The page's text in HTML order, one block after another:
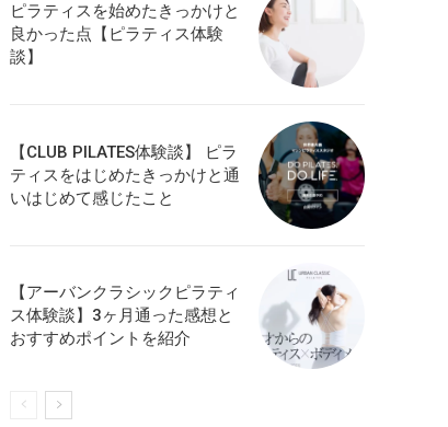
ピラティスを始めたきっかけと
良かった点【ピラティス体験
談】
【CLUB PILATES体験談】 ピラ
ティスをはじめたきっかけと通
いはじめて感じたこと
【アーバンクラシックピラティ
ス体験談】3ヶ月通った感想と
おすすめポイントを紹介